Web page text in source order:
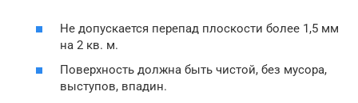
Не допускается перепад плоскости более 1,5 мм
на 2 кв. м.
Поверхность должна быть чистой, без мусора,
выступов, впадин.